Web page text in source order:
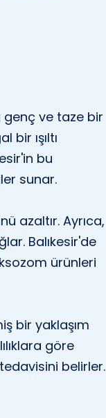
genç ve taze bir
ışıltı
bu
sunar.
azaltır. Ayrıca,
Balıkesir'de
ürünleri
bir yaklaşım
göre
belirler.